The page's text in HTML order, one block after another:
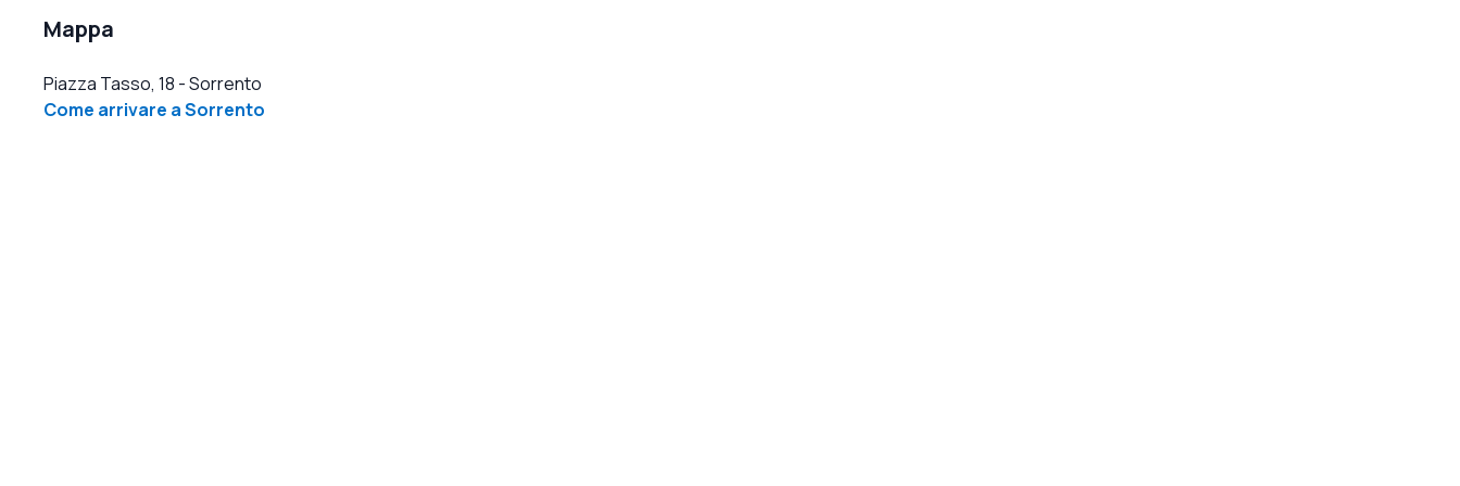
Mappa
Piazza Tasso, 18 -Sorrento
Come arrivare a Sorrento